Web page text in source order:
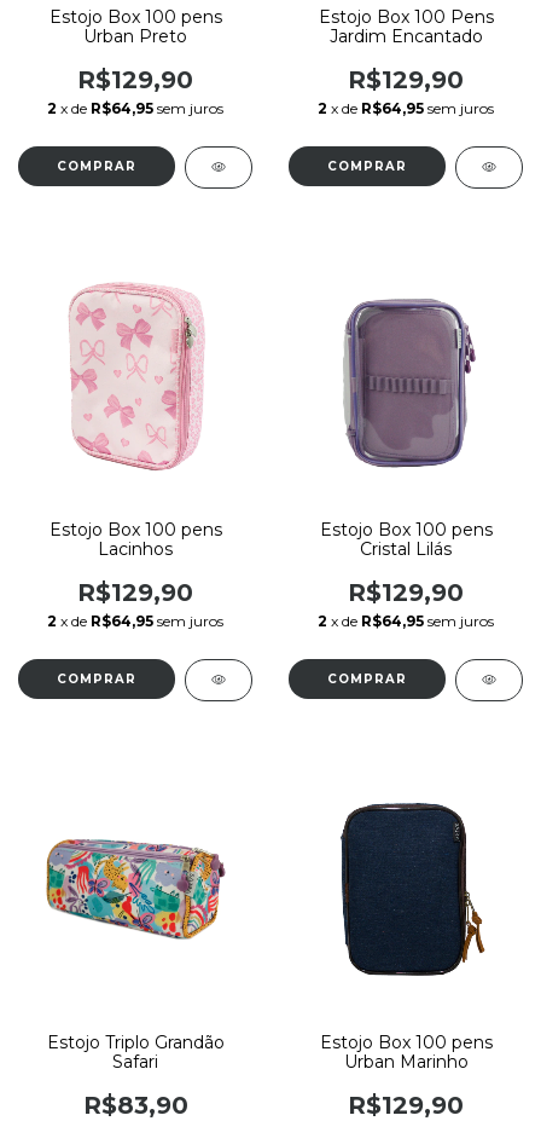
Estojo Box 100 pens
Urban Preto
R$129,90
2 x de R$64,95 sem juros
Estojo Box 100 Pens
Jardim Encantado
R$129,90
2 x de R$64,95 sem juros
Estojo Box 100 pens
Lacinhos
R$129,90
2 x de R$64,95 sem juros
Estojo Box 100 pens
Cristal Lilás
R$129,90
2 x de R$64,95 sem juros
Estojo Triplo Grandão
Safari
R$83,90
Estojo Box 100 pens
Urban Marinho
R$129,90